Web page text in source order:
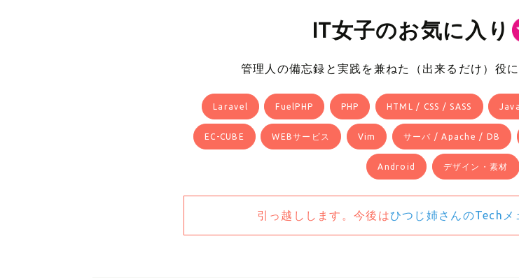
IT女子のお気に入り
管理人の備忘録と実践を兼ねた（出来るだけ）役
Laravel FuelPHP PHP HTML / CSS / SASS
EC-CUBE WEBサービス Vim サーバ / Apache / DB
Android デザイン・素材
引っ越しします。今後はひつじ姉さんのTechメ